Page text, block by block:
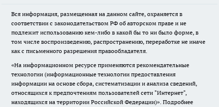
Вся информация, размещенная на данном сайте, охраняется в
соответствии с законодательством РФ об авторском праве и не
подлежит использованию кем-либо в какой бы то ни было форме, в
том числе воспроизведению, распространению, переработке не иначе
как с письменного разрешения правообладателя.
«На информационном ресурсе применяются рекомендательные
технологии (информационные технологии предоставления
информации на основе сбора, систематизации и анализа сведений,
относящихся к предпочтениям пользователей сети "Интернет",
находящихся на территории Российской Федерации)». Подробнее